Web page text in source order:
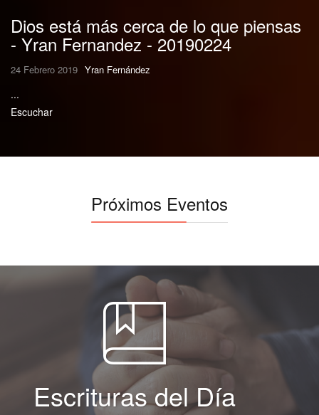
Dios está más cerca de lo que piensas
- Yran Fernandez - 20190224
24 Febrero 2019 Yran Fernández
...
Escuchar
Próximos Eventos
Escrituras del Día